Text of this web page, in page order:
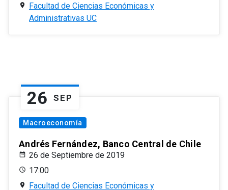
Facultad de Ciencias Económicas y
Administrativas UC
26 SEP
Macroeconomía
Andrés Fernández, Banco Central de Chile
26 de Septiembre de 2019
17:00
Facultad de Ciencias Económicas y